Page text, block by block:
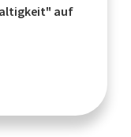
auf